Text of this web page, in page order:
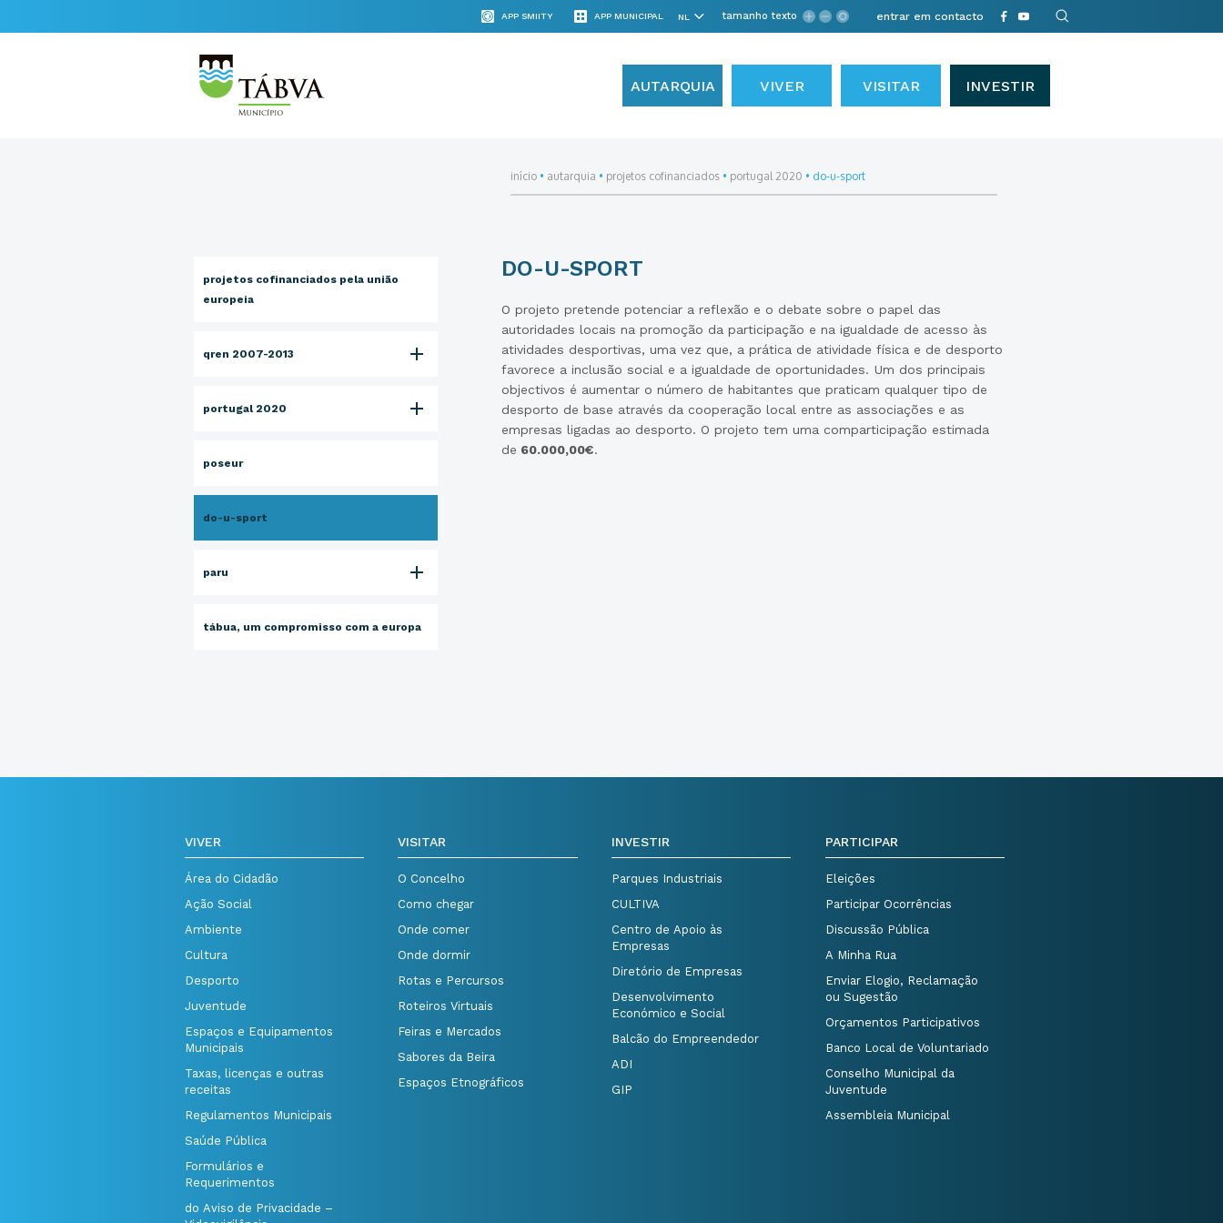
APP SMIITY APP MUNICIPAL tamanho texto entrar em contacto
AUTARQUIA VIVER VISITAR INVESTIR
projetos cofinanciados pela união
europeia
qren 2007-2013
portugal 2020
poseur
do-u-sport
paru
tábua, um compromisso com a europa
início• autarquia • projetos cofinanciados• portugal 2020 • do-u-sport
DO-U-SPORT
O projeto pretende potenciar a reflexão e o debate sobre o papel das
autoridades locais na promoção da participação e na igualdade de acesso às
atividades desportivas, uma vez que, a prática de atividade física e de desporto
favorece a inclusão social e a igualdade de oportunidades. Um dos principais
objectivos é aumentar o número de habitantes que praticam qualquer tipo de
desporto de base através da cooperação local entre as associações e as
empresas ligadas ao desporto. O projeto tem uma comparticipação estimada
de 60.000,00€.
VIVER
Área do Cidadão
Ação Social
Ambiente
Cultura
Desporto
Juventude
Espaços e Equipamentos
Municipais
Taxas, licenças e outras
receitas
Regulamentos Municipais
Saúde Pública
Formulários e
Requerimentos
do Aviso de Privacidade –
VISITAR
O Concelho
Como chegar
Onde comer
Onde dormir
Rotas e Percursos
Roteiros Virtuais
Feiras e Mercados
Sabores da Beira
Espaços Etnográficos
INVESTIR
Parques Industriais
CULTIVA
Centro de Apoio às
Empresas
Diretório de Empresas
Desenvolvimento
Económico e Social
Balcão do Empreendedor
ADI
GIP
PARTICIPAR
Eleições
Participar Ocorrências
Discussão Pública
A Minha Rua
Enviar Elogio, Reclamação
ou Sugestão
Orçamentos Participativos
Banco Local de Voluntariado
Conselho Municipal da
Juventude
Assembleia Municipal